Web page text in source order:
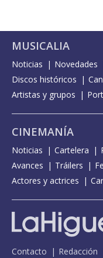
MUSICALIA
Noticias Novedades
Discos históricos
Artistas y grupos
CINEMANÍA
Noticias Cartelera
Avances
Tráilers
Actores y actrices
Contacto Redacción